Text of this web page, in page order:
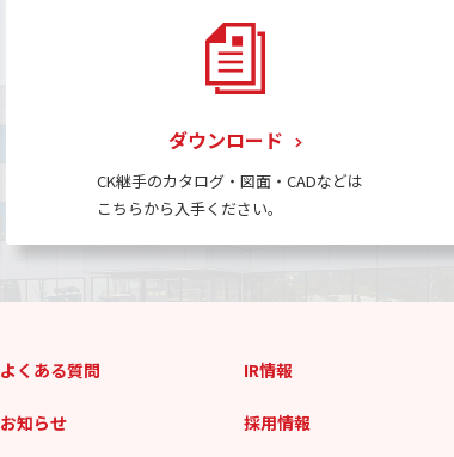
ダウンロード
CK継手のカタログ・図面・CADなどは
こちらから入手ください。
よくある質問
お知らせ
IR情報
採用情報